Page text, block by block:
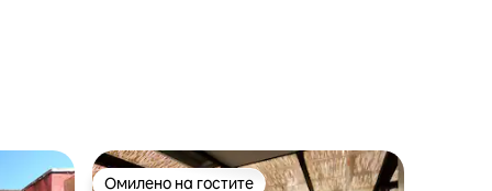
Омилено на гостите